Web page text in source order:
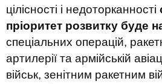
цілісності і недоторканності
пріоритет розвитку буде
спеціальних операцій,
артилерії та армійській
військ, зенітним ракетним